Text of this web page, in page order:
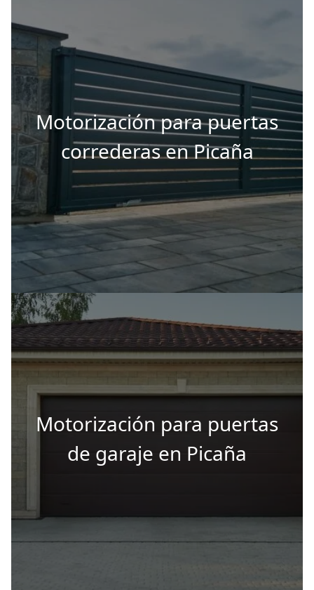
Motorización para puertas
correderas en Picaña
Motorización para puertas
de garaje en Picaña